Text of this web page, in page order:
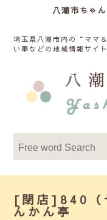
八潮市ちゃ
埼玉県八潮市内の“ママ
い事などの地域情報サイト
[閉店]840（
んかん亭